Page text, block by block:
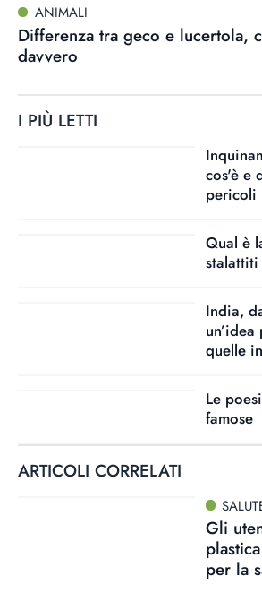
ANIMALI
Differenza tra geco e lucertola,
davvero
I PIÙ LETTI
cos'è e
pericoli
Qual è
India,
quelle
Le
famose
ARTICOLI CORRELATI
Gli
per la